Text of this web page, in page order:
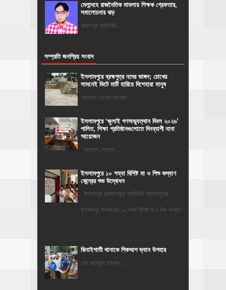
মেলান্দহে রাজনৈতিক মামলায় শিক্ষক গ্রেফতার,
সমালোচনার ঝড়
জামালপুর প্রতিনিধি ...
সম্প্রতি জনপ্রিয় সংবাদ
ইসলামপুরে ব্রহ্মপুত্র নদের ভাঙ্গন; চোখের
সামনেই ভিটে মাটি হারিয়ে দিশেহারা মানুষ
আলমাস হোসেন আওয়াল ...
‎ইসলামপুরে ‘জুলাই গণঅভ্যুত্থান দিবস ২০২৬’
পালিত, শিক্ষা প্রতিষ্ঠানগুলোতে দিনব্যাপী নানা
আয়োজন
‎​আলমাস হোসেন ...
ইসলামপুরে ১০ শয্যা বিশিষ্ট মা ও শিশু কল্যাণ
কেন্দ্রের শুভ উদ্বোধন
ইসলামপুর (জামালপুর) প্রতিনিধি: জামালপুরের
ইসলামপুর উপজেলায় ১০ শয্যা বিশিষ্ট মা ও শিশু কল্যাণ
...
ঝিনাইগাতী থানাকে পিকআপ ভ্যান উপহার
মোঃ আরিফুল ইসলাম ...